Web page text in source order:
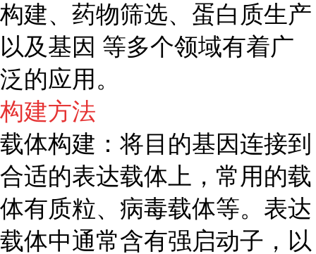
构建、药物筛选、蛋白质生产
以及基因 等多个领域有着广
泛的应用。
构建方法
载体构建：将目的基因连接到
合适的表达载体上，常用的载
体有质粒、病毒载体等。表达
载体中通常含有强启动子，以